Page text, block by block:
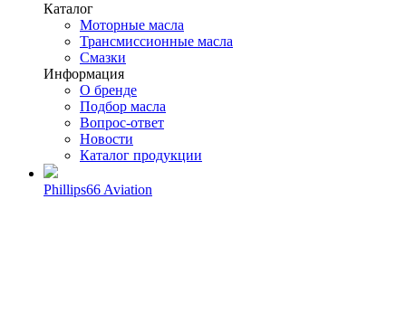
Каталог
Моторные масла
Трансмиссионные масла
Смазки
Информация
О бренде
Подбор масла
Вопрос-ответ
Новости
Каталог продукции
Phillips66 Aviation